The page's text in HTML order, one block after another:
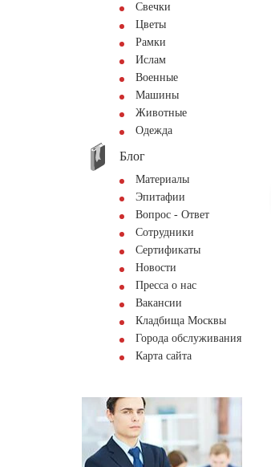
Свечки
Цветы
Рамки
Ислам
Военные
Машины
Животные
Одежда
Блог
Материалы
Эпитафии
Вопрос - Ответ
Сотрудники
Сертификаты
Новости
Пресса о нас
Вакансии
Кладбища Москвы
Города обслуживания
Карта сайта